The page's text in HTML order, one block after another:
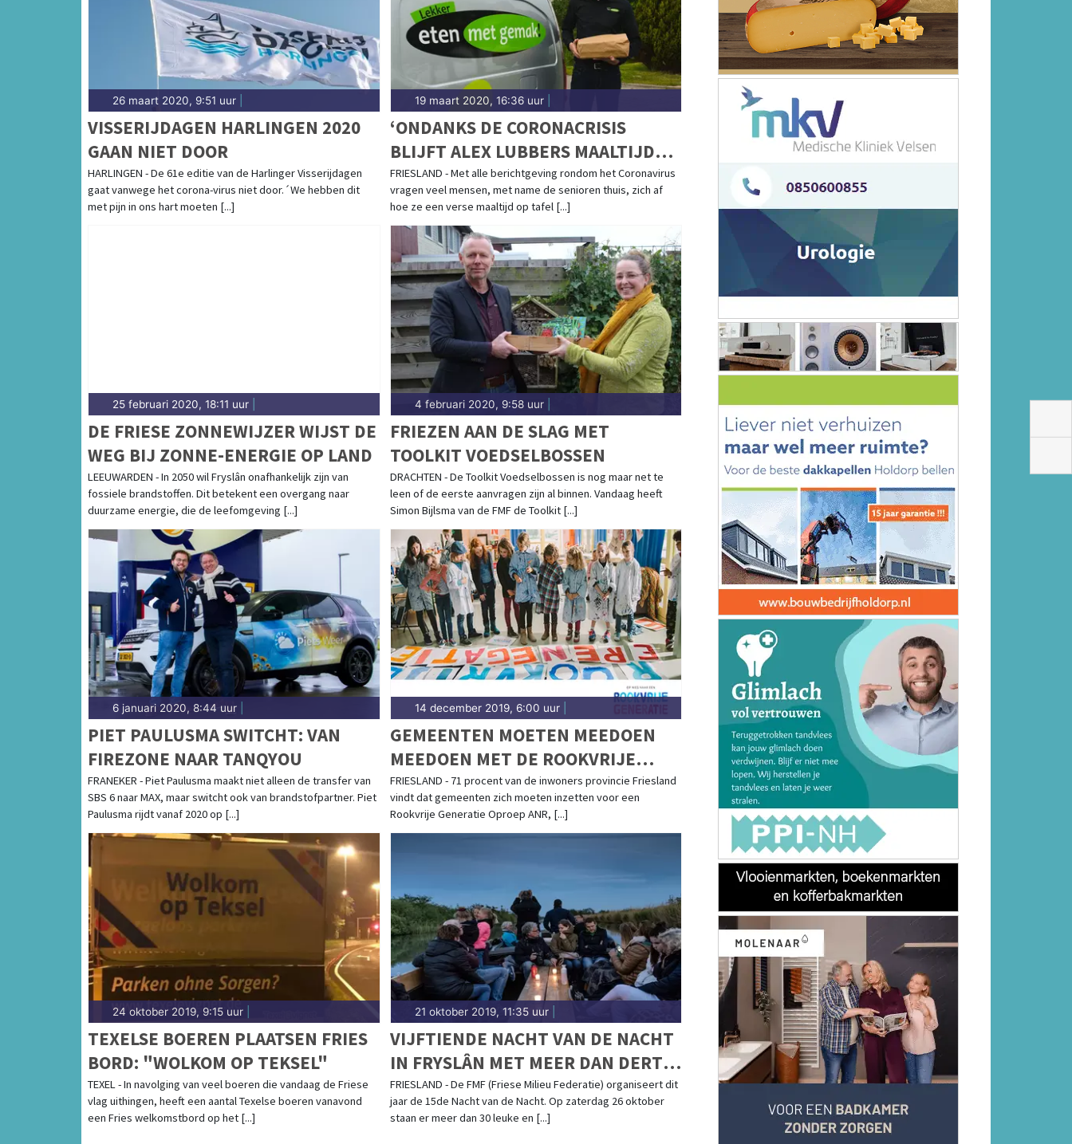
26 maart 2020, 9:51 uur
VISSERIJDAGEN HARLINGEN 2020
GAAN NIET DOOR
HARLINGEN - De 61e editie van de Harlinger Visserijdagen
gaat vanwege het corona-virus niet door.´We hebben dit
met pijn in ons hart moeten [...]
19 maart 2020, 16:36 uur|
‘ONDANKS DE CORONACRISIS
BLIJFT ALEX LUBBERS MAALTIJDEN
THUISBEZORGEN’
FRIESLAND - Met alle berichtgeving rondom het Coronavirus
vragen veel mensen, met name de senioren thuis, zich af
hoe ze een verse maaltijd op tafel [...]
25 februari 2020, 18:11 uur
DE FRIESE ZONNEWIJZER WIJST DE
WEG BIJ ZONNE-ENERGIE OP LAND
LEEUWARDEN - In 2050 wil Fryslân onafhankelijk zijn van
fossiele brandstoffen. Dit betekent een overgang naar
duurzame energie, die de leefomgeving [...]
4 februari 2020, 9:58 uur|
FRIEZEN AAN DE SLAG MET
TOOLKIT VOEDSELBOSSEN
DRACHTEN - De Toolkit Voedselbossen is nog maar net te
leen of de eerste aanvragen zijn al binnen. Vandaag heeft
Simon Bijlsma van de FMF de Toolkit [...]
6 januari 2020, 8:44 uur
PIET PAULUSMA SWITCHT: VAN
FIREZONE NAAR TANQYOU
FRANEKER - Piet Paulusma maakt niet alleen de transfer van
SBS 6 naar MAX, maar switcht ook van brandstofpartner. Piet
Paulusma rijdt vanaf 2020 op [...]
14 december 2019, 6:00 uur|
GEMEENTEN MOETEN MEEDOEN
MEEDOEN MET DE ROOKVRIJE
GENERATIE
FRIESLAND - 71 procent van de inwoners provincie Friesland
vindt dat gemeenten zich moeten inzetten voor een
Rookvrije Generatie Oproep ANR, [...]
24 oktober 2019, 9:15 uur
TEXELSE BOEREN PLAATSEN FRIES
BORD: "WOLKOM OP TEKSEL"
TEXEL - In navolging van veel boeren die vandaag de Friese
vlag uithingen, heeft een aantal Texelse boeren vanavond
een Fries welkomstbord op het [...]
21 oktober 2019, 11:35 uur|
VIJFTIENDE NACHT VAN DE NACHT
IN FRYSLÂN MET MEER DAN DERTIG
ACTIVITEITEN
FRIESLAND - De FMF (Friese Milieu Federatie) organiseert dit
jaar de 15de Nacht van de Nacht. Op zaterdag 26 oktober
staan er meer dan 30 leuke en [...]